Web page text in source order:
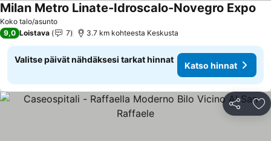
Koko talo/asunto
Milan Metro Linate-Idroscalo-Novegro Expo
9,0 Loistava 7 3.7 km kohteesta Keskusta
Valitse päivät nähdäksesi tarkat hinnat
Katso hinnat
Jaa